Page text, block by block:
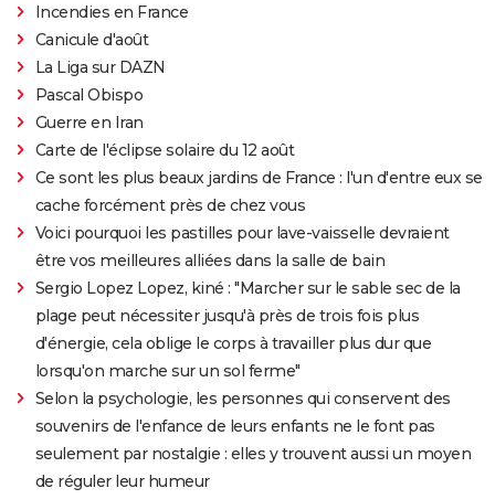
Incendies en France
Canicule d'août
La Liga sur DAZN
Pascal Obispo
Guerre en Iran
Carte de l'éclipse solaire du 12 août
Ce sont les plus beaux jardins de France : l'un d'entre eux se
cache forcément près de chez vous
Voici pourquoi les pastilles pour lave-vaisselle devraient
être vos meilleures alliées dans la salle de bain
Sergio Lopez Lopez, kiné : "Marcher sur le sable sec de la
plage peut nécessiter jusqu'à près de trois fois plus
d'énergie, cela oblige le corps à travailler plus dur que
lorsqu'on marche sur un sol ferme"
Selon la psychologie, les personnes qui conservent des
souvenirs de l'enfance de leurs enfants ne le font pas
seulement par nostalgie : elles y trouvent aussi un moyen
de réguler leur humeur